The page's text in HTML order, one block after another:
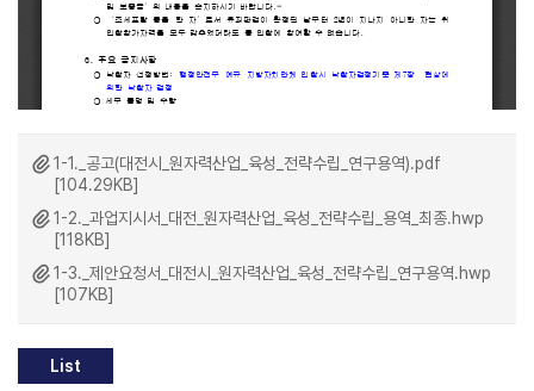
1-1._공고(대전시_원자력산업_육성_전략수립_연구용역).pdf
[104.29KB]
1-2._과업지시서_대전_원자력산업_육성_전략수립_용역_최종.hwp
[118KB]
1-3._제안요청서_대전시_원자력산업_육성_전략수립_연구용역.hwp
[107KB]
List